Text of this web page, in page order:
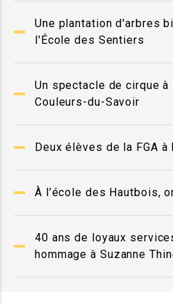
Une plantation d'arbres
l'École des Sentiers
Un spectacle de cirque à
Couleurs-du-Savoir
Deux élèves de la FGA
À l’école des Hautbois,
40 ans de loyaux
hommage à Suzanne